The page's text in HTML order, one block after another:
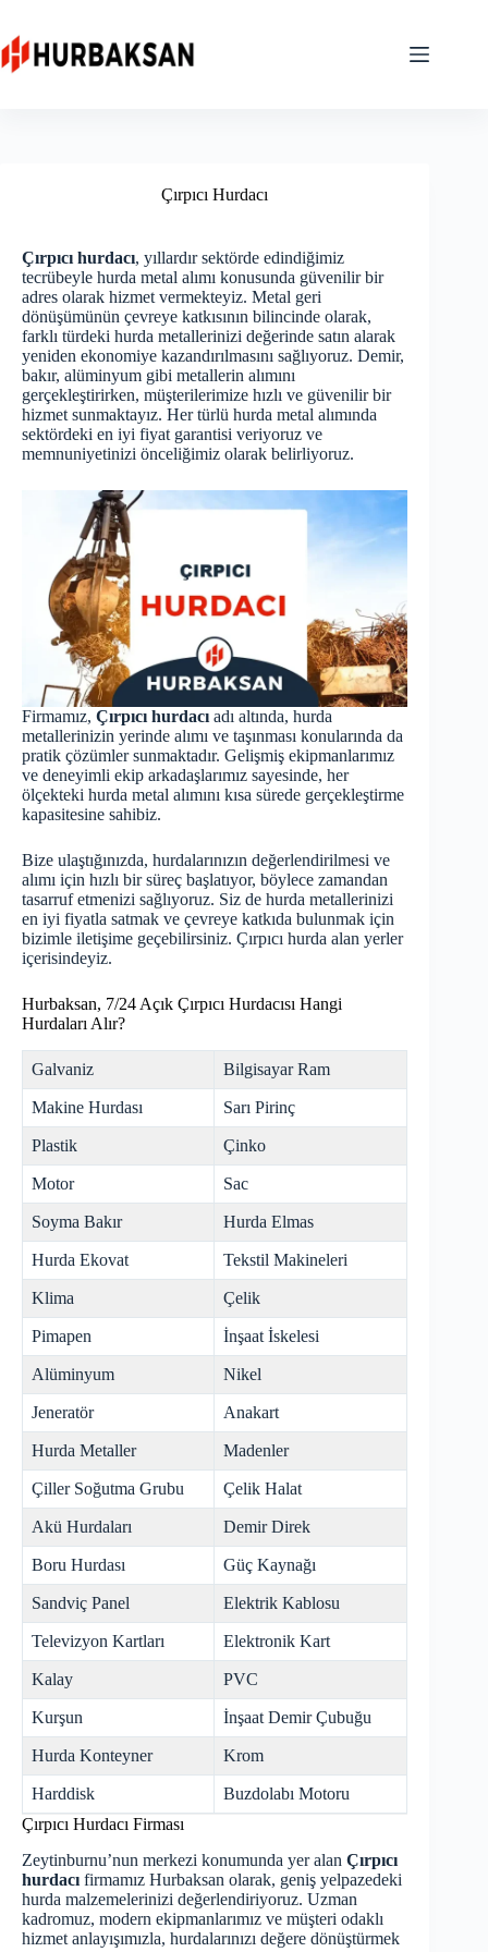
content
Çırpıcı Hurdacı
Çırpıcı hurdacı, yıllardır sektörde edindiğimiz
tecrübeyle hurda metal alımı konusunda güvenilir bir
adres olarak hizmet vermekteyiz. Metal geri
dönüşümünün çevreye katkısının bilincinde olarak,
farklı türdeki hurda metallerinizi değerinde satın alarak
yeniden ekonomiye kazandırılmasını sağlıyoruz. Demir,
bakır, alüminyum gibi metallerin alımını
gerçekleştirirken, müşterilerimize hızlı ve güvenilir bir
hizmet sunmaktayız. Her türlü hurda metal alımında
sektördeki en iyi fiyat garantisi veriyoruz ve
memnuniyetinizi önceliğimiz olarak belirliyoruz.
Firmamız, Çırpıcı hurdacı adı altında, hurda
metallerinizin yerinde alımı ve taşınması konularında da
pratik çözümler sunmaktadır. Gelişmiş ekipmanlarımız
ve deneyimli ekip arkadaşlarımız sayesinde, her
ölçekteki hurda metal alımını kısa sürede gerçekleştirme
kapasitesine sahibiz.
Bize ulaştığınızda, hurdalarınızın değerlendirilmesi ve
alımı için hızlı bir süreç başlatıyor, böylece zamandan
tasarruf etmenizi sağlıyoruz. Siz de hurda metallerinizi
en iyi fiyatla satmak ve çevreye katkıda bulunmak için
bizimle iletişime geçebilirsiniz. Çırpıcı hurda alan yerler
içerisindeyiz.
Hurbaksan, 7/24 Açık Çırpıcı Hurdacısı Hangi
Hurdaları Alır?
Galvaniz Bilgisayar Ram
Makine Hurdası Sarı Pirinç
Plastik Çinko
Motor Sac
Soyma Bakır Hurda Elmas
Hurda Ekovat Tekstil Makineleri
Klima Çelik
Pimapen İnşaat İskelesi
Alüminyum Nikel
Jeneratör Anakart
Hurda Metaller Madenler
Çiller Soğutma Grubu Çelik Halat
Akü Hurdaları Demir Direk
Boru Hurdası Güç Kaynağı
Sandviç Panel Elektrik Kablosu
Televizyon Kartları Elektronik Kart
Kalay PVC
Kurşun İnşaat Demir Çubuğu
Hurda Konteyner Krom
Harddisk
Buzdolabı Motoru
Çırpıcı Hurdacı Firması
Zeytinburnu’nun merkezi konumunda yer alan Çırpıcı
hurdacı firmamız Hurbaksan olarak, geniş yelpazedeki
hurda malzemelerinizi değerlendiriyoruz. Uzman
kadromuz, modern ekipmanlarımız ve müşteri odaklı
hizmet anlayışımızla, hurdalarınızı değere dönüştürmek